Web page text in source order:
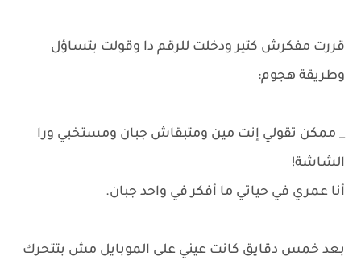
قررت مفكرش كتير ودخلت للرقم دا وقولت بتساؤل
وطريقة هجوم:
_ ممكن تقولي إنت مين ومتبقاش جبان ومستخبي ورا
الشاشة!
أنا عمري في حياتي ما أفكر في واحد جبان.
بعد خمس دقايق كانت عيني على الموبايل مش بتتحرك